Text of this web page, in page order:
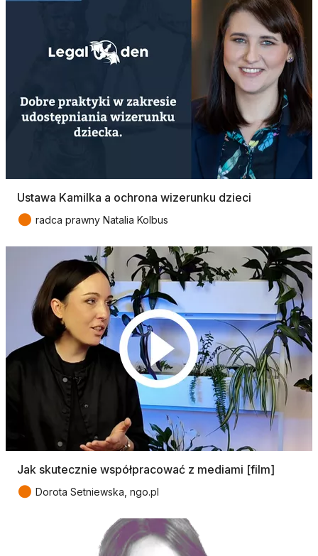
Ustawa Kamilka a ochrona wizerunku dzieci
● radca prawny Natalia Kolbus
Jak skutecznie współpracować z mediami [film]
● Dorota Setniewska, ngo.pl